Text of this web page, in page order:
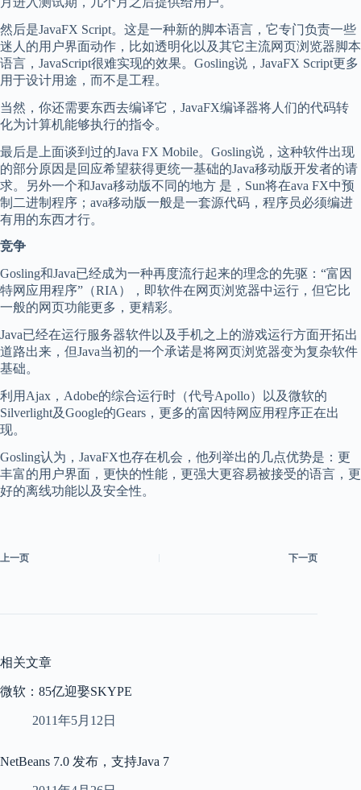
然后是JavaFX Script。这是一种新的脚本语言，它专门负责一些
迷人的用户界面动作，比如透明化以及其它主流网页浏览器脚本
语言，JavaScript很难实现的效果。Gosling说，JavaFX Script更多
用于设计用途，而不是工程。
当然，你还需要东西去编译它，JavaFX编译器将人们的代码转
化为计算机能够执行的指令。
最后是上面谈到过的Java FX Mobile。Gosling说，这种软件出现
的部分原因是回应希望获得更统一基础的Java移动版开发者的请
求。另外一个和Java移动版不同的地方 是，Sun将在ava FX中预
制二进制程序；ava移动版一般是一套源代码，程序员必须编进
有用的东西才行。
竞争
Gosling和Java已经成为一种再度流行起来的理念的先驱：“富因
特网应用程序”（RIA），即软件在网页浏览器中运行，但它比
一般的网页功能更多，更精彩。
Java已经在运行服务器软件以及手机之上的游戏运行方面开拓出
道路出来，但Java当初的一个承诺是将网页浏览器变为复杂软件
基础。
利用Ajax，Adobe的综合运行时（代号Apollo）以及微软的
Silverlight及Google的Gears，更多的富因特网应用程序正在出
现。
Gosling认为，JavaFX也存在机会，他列举出的几点优势是：更
丰富的用户界面，更快的性能，更强大更容易被接受的语言，更
好的离线功能以及安全性。
上一页 下一页
相关文章
微软：85亿迎娶SKYPE
2011年5月12日
NetBeans 7.0 发布，支持Java 7